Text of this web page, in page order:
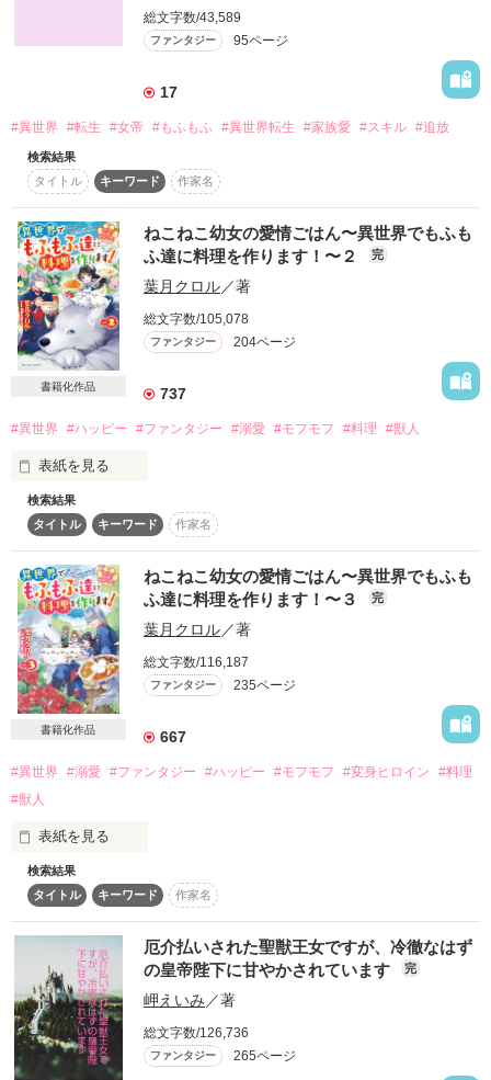
作品を読む
ソルマーニ教会に引き取られたリズはこれまでの経験を活かし
てみんなのために次々と愛情たっぷりの美味しいご飯を作って
リズがスローライフを送る一方で、周りでは不穏な事件が次々
真の聖女であるリズが愛情たっぷりご飯で無意識のうちにみん
なを癒していくお話。
作品を読む
総文字数/43,589
ファンタジー 95ページ
17
#異世界 #転生 #女帝 #もふもふ #異世界転生 #家族愛 #スキル #追放
検索結果
タイトル
キーワード 作家名
書籍化作品
ねこねこ幼女の愛情ごはん〜異世界でもふも
ふ達に料理を作ります！〜２
完
葉月クロル／著
総文字数/105,078
ファンタジー 204ページ
737
#異世界 #ハッピー #ファンタジー #溺愛 #モフモフ #料理 #獣人
表紙を見る
『幸運を他人に搾取される』という特異な運命のせいで、辛い
ことばかりの人生を送っていたモフモフ大好きトリマーの江理
奈は、トラックに跳ねられそうな白い子犬を助けようとして、
自分がひかれそうになる。
ところが、その子犬の正体は、力のある妖精『クー・シー』
だった。万一彼が命を落としていたら、その衝撃で地球が消滅
してしまうところだったのだ。
運命を操る力を持つ妖精のフォーチュナの力で、彼女から奪
った者たちから幸運を取り戻した上、たっぷりのおまけをつけ
て、江理奈は異世界にあるスカイヴェン国に転移させてもらっ
た……なぜか、白いお耳のついた、幼い子猫の獣人として！
「うにゃあああん、モフモフするはずだったのに、わたしがモ
フモフされちゃうの！？」
スカイヴェン国の王都警備隊長ルディや、元冒険者の『旋風
のミメット』こと青弓亭のミメット姉さん、子猫を温かく見守
る市場の人々やイケメン警備隊員たちと一緒に楽しく暮らしな
がら、エリナは今日も美味しい料理を作ります。
これは、子猫のエリナになったヒロインが、優しい人たちに
囲まれ、思いきり溺愛されながら、努力をして幸せな居場所を
作っていくお話です。
☆☆☆☆☆
ビオニアさま
安奈安奈さま
検索結果
タイトル
キーワード 作家名
書籍化作品
ねこねこ幼女の愛情ごはん〜異世界でもふも
ふ達に料理を作ります！〜３
完
葉月クロル／著
総文字数/116,187
ファンタジー 235ページ
667
#異世界 #溺愛 #ファンタジー #ハッピー #モフモフ #変身ヒロイン
#料理
#獣人
表紙を見る
モフモフ大好きトリマーの江理奈は、トラックにはねられそ
うになった子犬のクー・シーを助けた縁で、運命を操る力を持
つ妖精のフォーチュナの力で異世界にあるスカイヴェン国に転
移させてもらった。
白いお耳のついた幼い子猫の獣人に変身して、楽しいモフモ
フライフを送るエリナだったが、実は彼女はスカイヴェン国を
守護する妖精猫に任命されていたのだ。
可愛いだけではなく、青弓亭の料理人として一生懸命に働く
エリナは、周りの人々に可愛がられ……というか、激しく溺愛
検索結果
タイトル
キーワード 作家名
厄介払いされた聖獣王女ですが、冷徹なはず
の皇帝陛下に甘やかされています
完
岬えいみ ／著
総文字数/126,736
ファンタジー 265ページ